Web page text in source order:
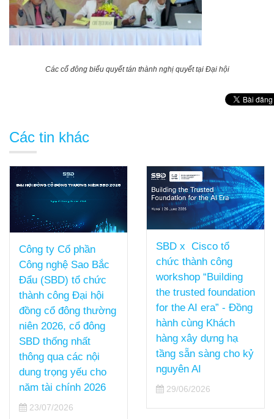
Các cổ đông biểu quyết tán thành nghị quyết tại Đại hội
Các tin khác
SBD x Cisco tổ
chức thành công
workshop “Building
the trusted foundation
for the AI era” - Đồng
hành cùng Khách
hàng xây dựng hạ
tầng sẵn sàng cho kỷ
nguyên AI
29/06/2026
[SBD x CISCO]
MANG GIẢI PHÁP
“CISCO SECURE AI
FACTORY” TIẾP NỐI
CHUỖI SỰ KIỆN
VIETTEL DCCI
SUMMIT 2026 TẠI
HCM